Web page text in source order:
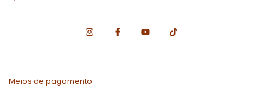
Meios de pagamento